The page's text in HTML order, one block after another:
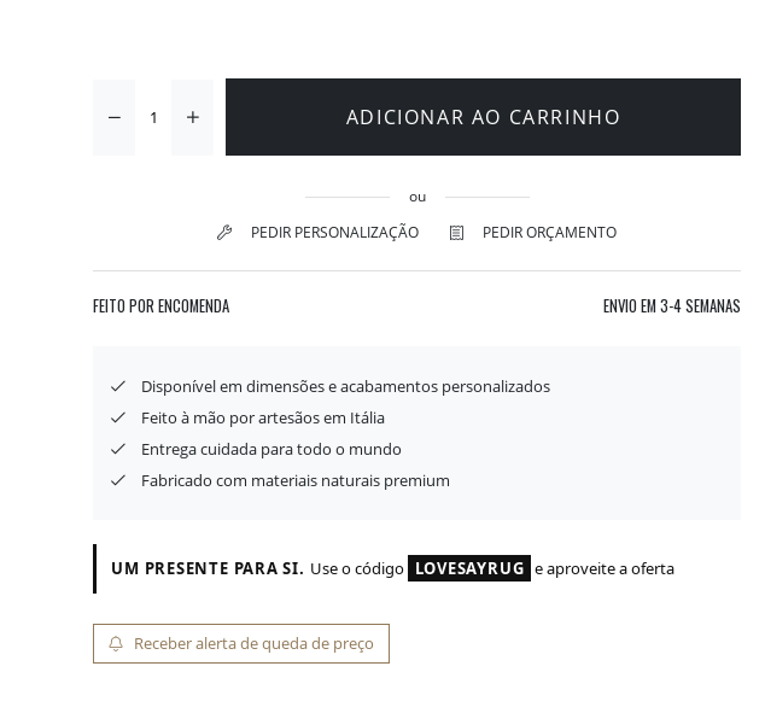
ADICIONAR AO CARRINHO
ou
PEDIR PERSONALIZAÇÃO
PEDIR ORÇAMENTO
FEITO POR ENCOMENDA ENVIO EM 3-4 SEMANAS
Disponível em dimensões e acabamentos personalizados
Feito à mão por artesãos em Itália
Entrega cuidada para todo o mundo
Fabricado com materiais naturais premium
UM PRESENTE PARA SI. Use o código LOVESAYRUG e aproveite a oferta
Receber alerta de queda de preço